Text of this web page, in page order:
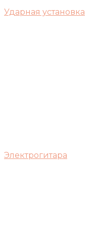
Ударная установка
Электрогитара